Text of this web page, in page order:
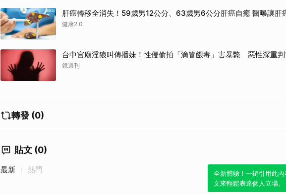
肝癌轉移全消失！59歲男12公分、63歲男6公分肝癌自癒 醫曝讓肝
健康2.0
台中宮廟淫狼叫傳播妹！性侵偷拍「滴管餵毒」害暴斃 惡性深重
鏡週刊
轉發 (0)
貼文 (0)
全新體驗！一鍵引用此
文來輕鬆表達個人立場。
最新 熱門